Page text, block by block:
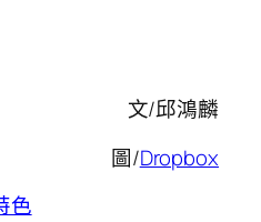
文/邱鴻麟
圖/Dropbox
色